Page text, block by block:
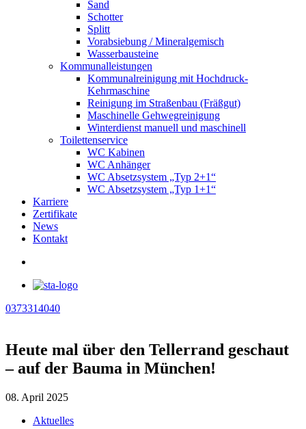
Sand
Schotter
Splitt
Vorabsiebung / Mineralgemisch
Wasserbausteine
Kommunalleistungen
Kommunalreinigung mit Hochdruck-
Kehrmaschine
Reinigung im Straßenbau (Fräßgut)
Maschinelle Gehwegreinigung
Winterdienst manuell und maschinell
Toilettenservice
WC Kabinen
WC Anhänger
WC Absetzsystem „Typ 2+1“
WC Absetzsystem „Typ 1+1“
Karriere
Zertifikate
News
Kontakt
0373314040
Heute mal über den Tellerrand geschaut
– auf der Bauma in München!
08. April 2025
Aktuelles